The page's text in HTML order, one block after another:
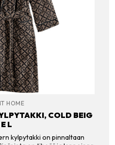
HOME
COLD BEIG
E L
kylpytakki on pinnaltaan